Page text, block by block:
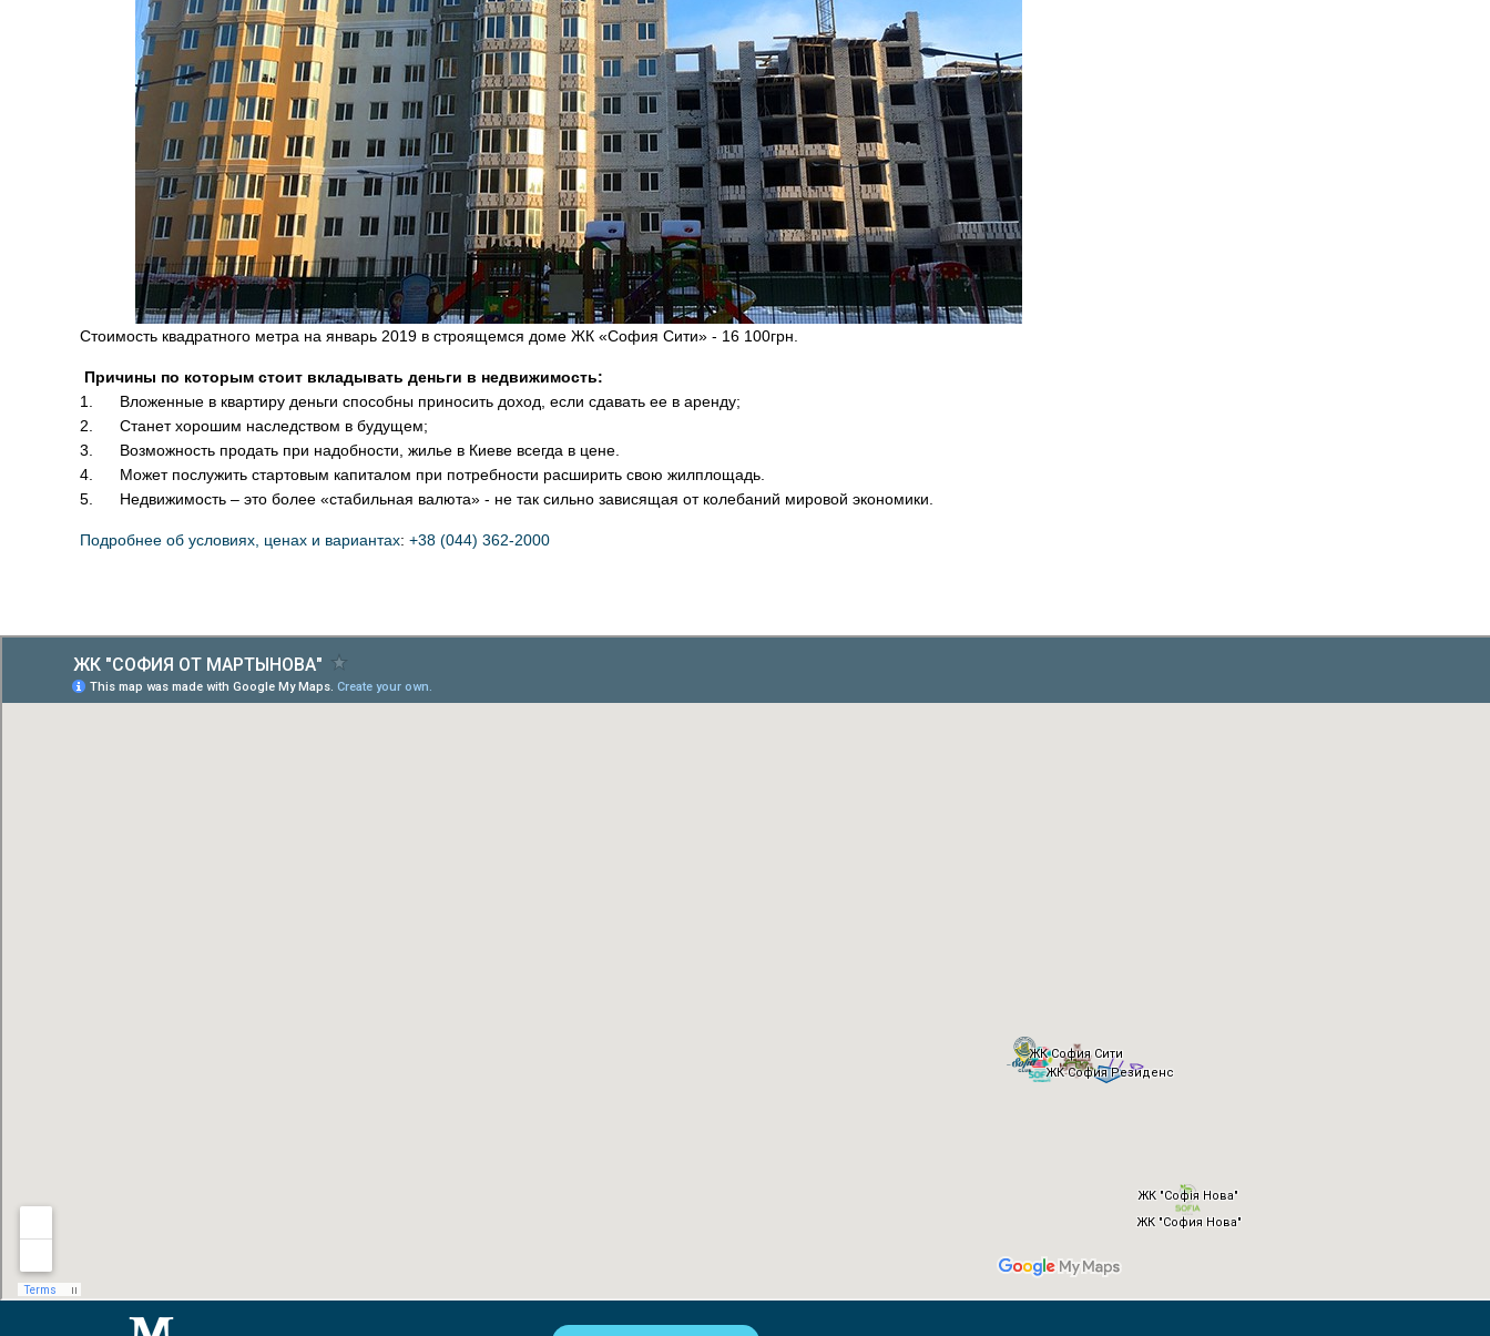
Стоимость квадратного метра на январь 2019 в строящемся доме ЖК «София Сити» - 16 100грн.
Причины по которым стоит вкладывать деньги в недвижимость:
1. Вложенные в квартиру деньги способны приносить доход, если сдавать ее в аренду;
2. Станет хорошим наследством в будущем;
3. Возможность продать при надобности, жилье в Киеве всегда в цене.
4. Может послужить стартовым капиталом при потребности расширить свою жилплощадь.
5. Недвижимость – это более «стабильная валюта» - не так сильно зависящая от колебаний мировой экономики.
Подробнее об условиях, ценах и вариантах: +38 (044) 362-2000